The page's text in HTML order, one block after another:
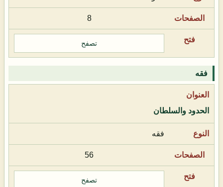
8
تصفح
فقه
الحدود والسلطان
فقه
56
تصفح